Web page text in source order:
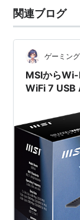
（British Virgin
社。ブラジル
ャンス・パウ
Paulista） に
の支援を行っ
共同経営・資
実際にはグル
MSI社のオーナ
チェン・マフ
不正行為で訴
レゾフスキー
ベレゾフスキ
ン・アブラモ
関連ブログ
ゲーミン
MSIから
WiFi 7 USB